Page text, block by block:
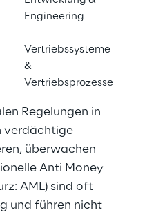
Engineering
Vertriebssysteme
&
Vertriebsprozesse
Geldströme zu
mit der
den
Regelungen in
verdächtige
überwachen
Anti Money
AML) sind oft
und führen nicht